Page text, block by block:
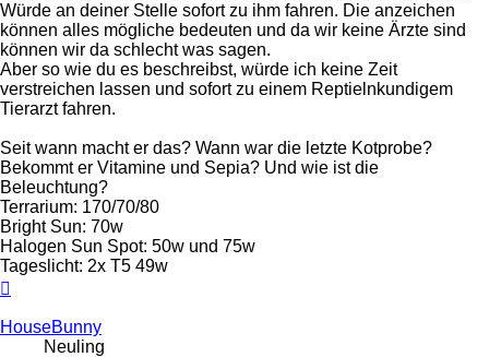
Würde an deiner Stelle sofort zu ihm fahren. Die anzeichen
können alles mögliche bedeuten und da wir keine Ärzte sind
können wir da schlecht was sagen.
Aber so wie du es beschreibst, würde ich keine Zeit
verstreichen lassen und sofort zu einem Reptielnkundigem
Tierarzt fahren.
Seit wann macht er das? Wann war die letzte Kotprobe?
Bekommt er Vitamine und Sepia? Und wie ist die
Beleuchtung?
Terrarium: 170/70/80
Bright Sun: 70w
Halogen Sun Spot: 50w und 75w
Tageslicht: 2x T5 49w
HouseBunny
Neuling